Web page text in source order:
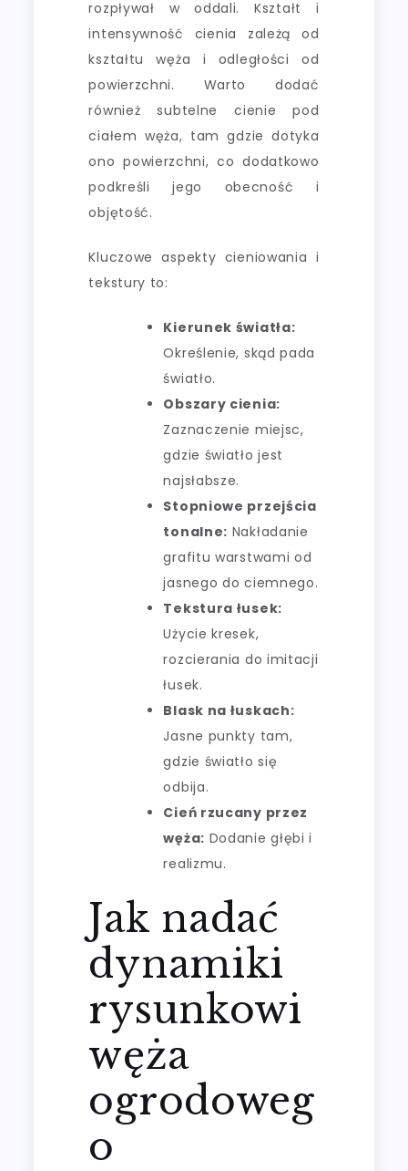
rozpływał w oddali. Kształt i
intensywność cienia zależą od
kształtu węża i odległości od
powierzchni. Warto dodać
również subtelne cienie pod
ciałem węża, tam gdzie dotyka
ono powierzchni, co dodatkowo
podkreśli jego obecność i
objętość.
Kluczowe aspekty cieniowania i
tekstury to:
Kierunek światła:
Określenie, skąd pada
światło.
Obszary cienia:
Zaznaczenie miejsc,
gdzie światło jest
najsłabsze.
Stopniowe przejścia
tonalne: Nakładanie
grafitu warstwami od
jasnego do ciemnego.
Tekstura łusek:
Użycie kresek,
rozcierania do imitacji
łusek.
Blask na łuskach:
Jasne punkty tam,
gdzie światło się
odbija.
Cień rzucany przez
węża: Dodanie głębi i
realizmu.
Jak nadać
dynamiki
rysunkowi
węża
ogrodoweg
o